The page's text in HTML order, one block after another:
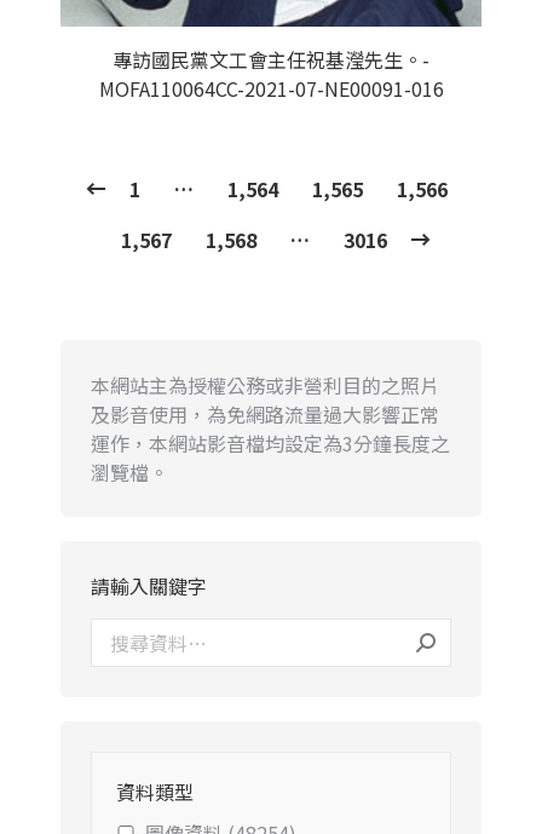
專訪國民黨文工會主任祝基瀅先生。-
MOFA110064CC-2021-07-NE00091-016
1 … 1,564 1,565
1,566
1,567
1,568 … 3016
本網站主為授權公務或非營利目的之照片
及影音使用，為免網路流量過大影響正常
運作，本網站影音檔均設定為3分鐘長度之
瀏覽檔。
請輸入關鍵字
資料類型